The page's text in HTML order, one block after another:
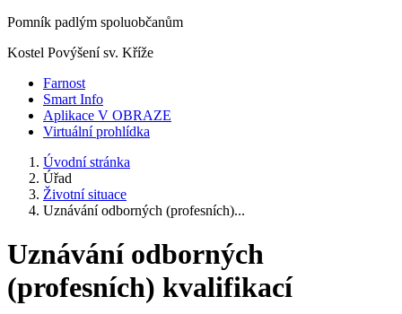
Pomník padlým spoluobčanům
Kostel Povýšení sv. Kříže
Farnost
Smart Info
Aplikace V OBRAZE
Virtuální prohlídka
Úvodní stránka
Úřad
Životní situace
Uznávání odborných (profesních)...
Uznávání odborných
(profesních) kvalifikací